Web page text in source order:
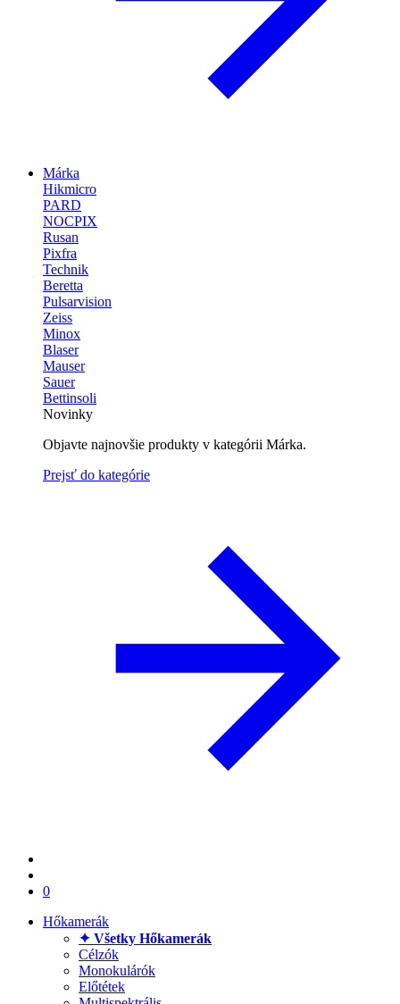
Márka
Hikmicro
PARD
NOCPIX
Rusan
Pixfra
Technik
Beretta
Pulsarvision
Zeiss
Minox
Blaser
Mauser
Sauer
Bettinsoli
Novinky
Objavte najnovšie produkty v kategórii Márka.
Prejsť do kategórie
0
Hőkamerák
✦ Všetky Hőkamerák
Célzók
Monokulárók
Előtétek